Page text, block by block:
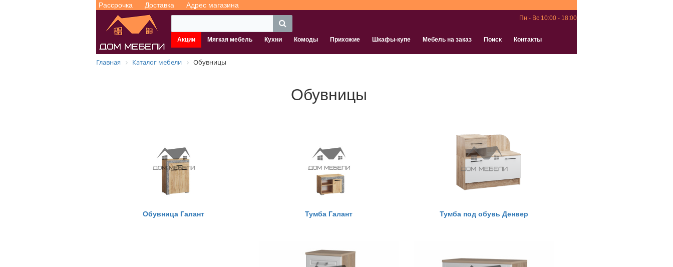
Рассрочка Доставка Адрес магазина
Пн - Вс 10:00 - 18:00
Акции Мягкая мебель Кухни Комоды Прихожие Шкафы-купе Мебель на заказ Поиск Контакты
Главная Каталог мебели Обувницы
Обувницы
Обувница Галант Тумба Галант Тумба под обувь Денвер